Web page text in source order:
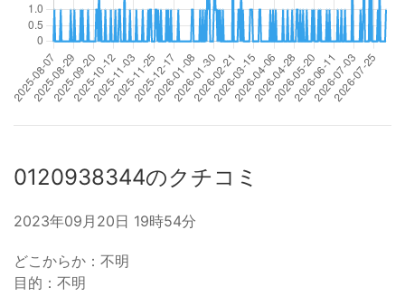
0120938344のクチコミ
2023年09月20日 19時54分
どこからか：不明
目的：不明